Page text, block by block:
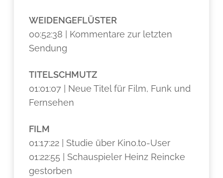
WEIDENGEFLÜSTER
00:52:38 | Kommentare zur letzten
Sendung
TITELSCHMUTZ
01:01:07 | Neue Titel für Film, Funk und
Fernsehen
FILM
01:17:22 | Studie über Kino.to-User
01:22:55 | Schauspieler Heinz Reincke
gestorben